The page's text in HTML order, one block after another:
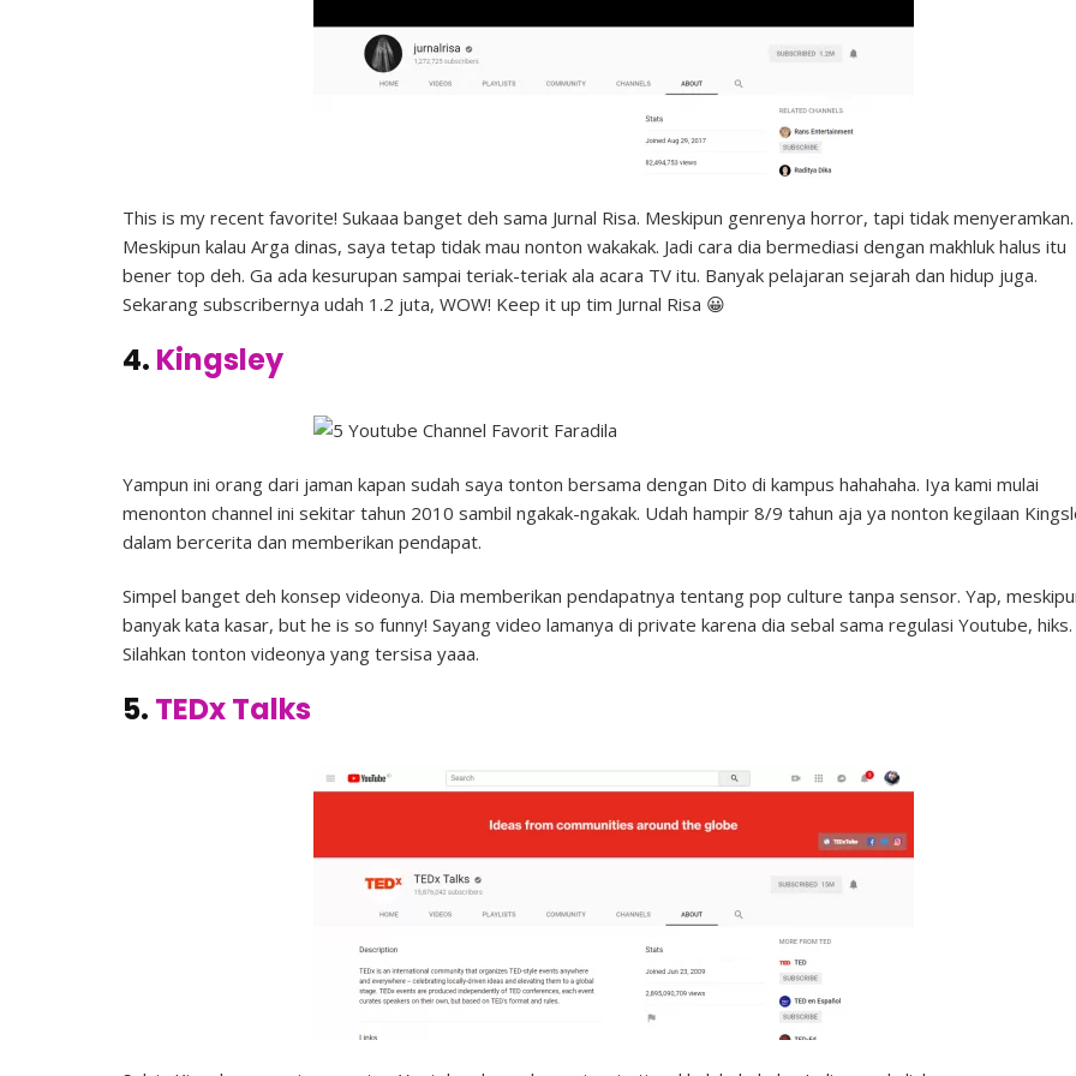
This is my recent favorite! Sukaaa banget deh sama Jurnal Risa. Meskipun genrenya horror, tapi tidak menyeramkan.
Meskipun kalau Arga dinas, saya tetap tidak mau nonton wakakak. Jadi cara dia bermediasi dengan makhluk halus itu
bener top deh. Ga ada kesurupan sampai teriak-teriak ala acara TV itu. Banyak pelajaran sejarah dan hidup juga.
Sekarang subscribernya udah 1.2 juta, WOW! Keep it up tim Jurnal Risa 😀
4. Kingsley
Yampun ini orang dari jaman kapan sudah saya tonton bersama dengan Dito di kampus hahahaha. Iya kami mulai
menonton channel ini sekitar tahun 2010 sambil ngakak-ngakak. Udah hampir 8/9 tahun aja ya nonton kegilaan
dalam bercerita dan memberikan pendapat.
Simpel banget deh konsep videonya. Dia memberikan pendapatnya tentang pop culture tanpa sensor. Yap,
banyak kata kasar, but he is so funny! Sayang video lamanya di private karena dia sebal sama regulasi Youtube, hiks.
Silahkan tonton videonya yang tersisa yaaa.
5. TEDx Talks